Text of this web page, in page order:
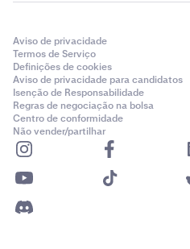
Aviso de privacidade
Termos de Serviço
Definições de cookies
Aviso de privacidade para candidatos
Isenção de Responsabilidade
Regras de negociação na bolsa
Centro de conformidade
Não vender/partilhar